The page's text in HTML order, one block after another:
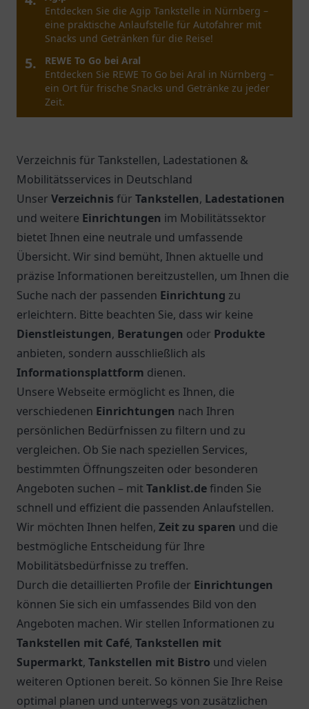
Entdecken Sie die Agip Tankstelle in Nürnberg –
eine praktische Anlaufstelle für Autofahrer mit
Snacks und Getränken für die Reise!
5.
REWE To Go bei Aral
Entdecken Sie REWE To Go bei Aral in Nürnberg –
ein Ort für frische Snacks und Getränke zu jeder
Zeit.
Verzeichnis für Tankstellen, Ladestationen &
Mobilitätsservices in Deutschland
Unser Verzeichnis für Tankstellen, Ladestationen
und weitere Einrichtungen im Mobilitätssektor
bietet Ihnen eine neutrale und umfassende
Übersicht. Wir sind bemüht, Ihnen aktuelle und
präzise Informationen bereitzustellen, um Ihnen die
Suche nach der passenden Einrichtung zu
erleichtern. Bitte beachten Sie, dass wir keine
Dienstleistungen, Beratungen oder Produkte
anbieten, sondern ausschließlich als
Informationsplattform dienen.
Unsere Webseite ermöglicht es Ihnen, die
verschiedenen Einrichtungen nach Ihren
persönlichen Bedürfnissen zu filtern und zu
vergleichen. Ob Sie nach speziellen Services,
bestimmten Öffnungszeiten oder besonderen
Angeboten suchen – mit Tanklist.definden Sie
schnell und effizient die passenden Anlaufstellen.
Wir möchten Ihnen helfen, Zeit zu sparen und die
bestmögliche Entscheidung für Ihre
Mobilitätsbedürfnisse zu treffen.
Durch die detaillierten Profile der Einrichtungen
können Sie sich ein umfassendes Bild von den
Angeboten machen. Wir stellen Informationen zu
Tankstellen mit Café, Tankstellen mit
Supermarkt, Tankstellen mit Bistro und vielen
weiteren Optionen bereit. So können Sie Ihre Reise
optimal planen und unterwegs von zusätzlichen